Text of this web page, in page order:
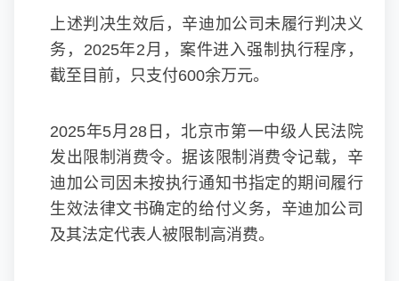
上述判决生效后，辛迪加公司未履行判决义
务，2025年2月，案件进入强制执行程序，
截至目前，只支付600余万元。
2025年5月28日，北京市第一中级人民法院
发出限制消费令。据该限制消费令记载，辛
迪加公司因未按执行通知书指定的期间履行
生效法律文书确定的给付义务，辛迪加公司
及其法定代表人被限制高消费。